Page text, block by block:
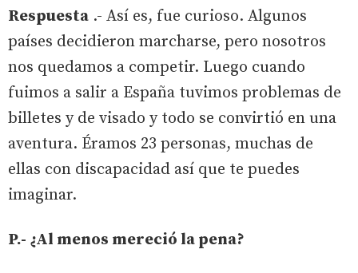
Respuesta .- Así es, fue curioso. Algunos
países decidieron marcharse, pero nosotros
nos quedamos a competir. Luego cuando
fuimos a salir a España tuvimos problemas de
billetes y de visado y todo se convirtió en una
aventura. Éramos 23 personas, muchas de
ellas con discapacidad así que te puedes
imaginar.
P.- ¿Al menos mereció la pena?